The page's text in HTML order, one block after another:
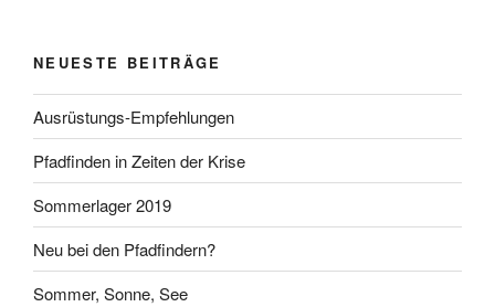
NEUESTE BEITRÄGE
Ausrüstungs-Empfehlungen
Pfadfinden in Zeiten der Krise
Sommerlager 2019
Neu bei den Pfadfindern?
Sommer, Sonne, See